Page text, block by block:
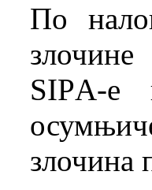
По
SIPА-е
злочина